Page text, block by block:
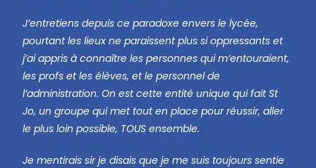
J’entretiens depuis ce paradoxe envers le lycée,
pourtant les lieux ne paraissent plus si oppressants et
j’ai appris à connaître les personnes qui m’entouraient,
les profs et les élèves, et le personnel de
l’administration. On est cette entité unique qui fait St
Jo, un groupe qui met tout en place pour réussir, aller
le plus loin possible, TOUS ensemble.
Je mentirais sir je disais que je me suis toujours sentie